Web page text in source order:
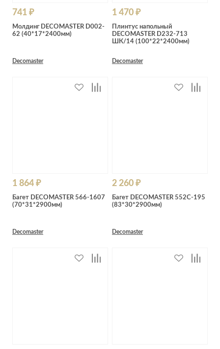
741 ₽
Молдинг DECOMASTER D002-
62 (40*17*2400мм)
Decomaster
1 470 ₽
Плинтус напольный
DECOMASTER D232-713
ШК/14 (100*22*2400мм)
Decomaster
1 864 ₽
Багет DECOMASTER 566-1607
(70*31*2900мм)
Decomaster
2 260 ₽
Багет DECOMASTER 552C-195
(83*30*2900мм)
Decomaster